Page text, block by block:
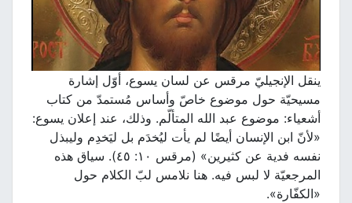
ينقل الإنجيليّ مرقس عن لسان يسوع، أوّل إشارة
مسيحيّة حول موضوع خاصّ وأساس مُستمدّ من كتاب
أشعياء: موضوع عبد الله المتألّم. وذلك، عند إعلان يسوع:
«لأنّ ابن الإنسان أيضًا لم يأت ليُخدَم بل ليَخدِم وليبذل
نفسه فدية عن كثيرين» (مرقس ١٠: ٤٥). سياق هذه
المرجعيّة لا لبس فيه. هنا نلامس لبّ الكلام حول
«الكفّارة».